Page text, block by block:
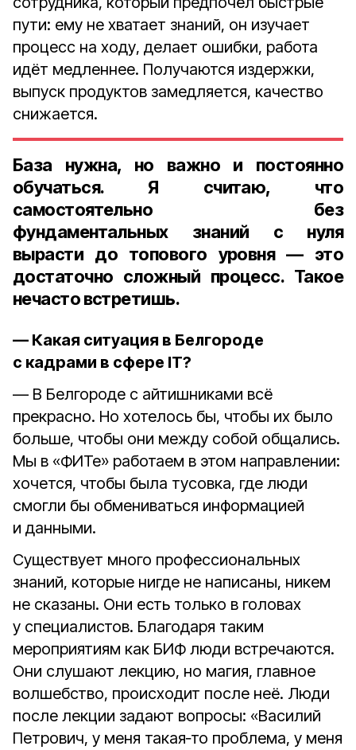
пути: ему не хватает знаний, он изучает
процесс на ходу, делает ошибки, работа
идёт медленнее. Получаются издержки,
выпуск продуктов замедляется, качество
снижается.
База нужна, но важно и постоянно
обучаться. Я считаю, что
самостоятельно без
фундаментальных знаний с нуля
вырасти до топового уровня — это
достаточно сложный процесс. Такое
нечасто встретишь.
— Какая ситуация в Белгороде
с кадрами в сфере IT?
— В Белгороде с айтишниками всё
прекрасно. Но хотелось бы, чтобы их было
больше, чтобы они между собой общались.
Мы в «ФИТе» работаем в этом направлении:
хочется, чтобы была тусовка, где люди
смогли бы обмениваться информацией
и данными.
Существует много профессиональных
знаний, которые нигде не написаны, никем
не сказаны. Они есть только в головах
у специалистов. Благодаря таким
мероприятиям как БИФ люди встречаются.
Они слушают лекцию, но магия, главное
волшебство, происходит после неё. Люди
после лекции задают вопросы: «Василий
Петрович, у меня такая‑то проблема, у меня